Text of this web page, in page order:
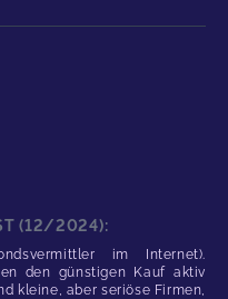
(12/2024):
im Internet).
den günstigen Kauf aktiv
kleine, aber seriöse Firmen,